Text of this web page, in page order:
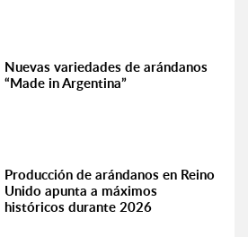
Nuevas variedades de arándanos
“Made in Argentina”
Producción de arándanos en Reino
Unido apunta a máximos
históricos durante 2026